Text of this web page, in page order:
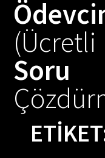
(Ücretli
Soru